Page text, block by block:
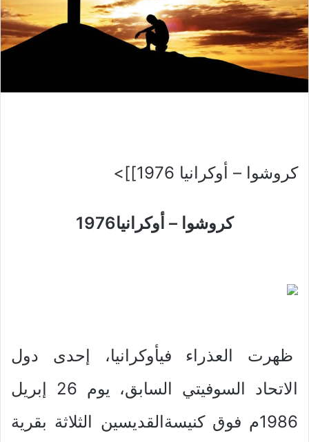
كروشوا – أوكرانيا 1976]]>
كروشوا – أوكرانيا1976
ظهرت العذراء فيأوكرانيا، إحدى دول
الاتحاد السوفيتي السابق، يوم 26 إبريل
1986م فوق كنيسةالقديسين الثلاثة بقرية